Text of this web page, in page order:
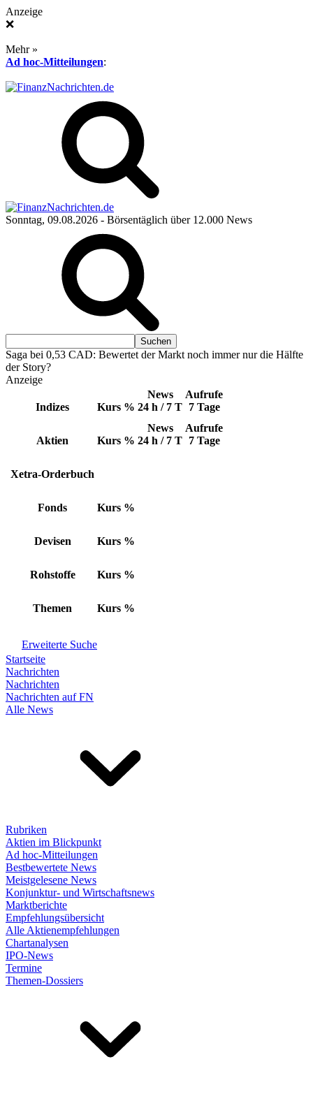
Anzeige
❌
Mehr »
Ad hoc-Mitteilungen:
Sonntag, 09.08.2026 - Börsentäglich über 12.000 News
Saga bei 0,53 CAD: Bewertet der Markt noch immer nur die Hälfte
der Story?
Anzeige
Indizes Kurs %
News
24 h / 7 T
Aufrufe
7 Tage
Aktien Kurs %
News
24 h / 7 T
Aufrufe
7 Tage
Xetra-Orderbuch
Fonds Kurs %
Devisen Kurs %
Rohstoffe Kurs %
Themen Kurs %
Erweiterte Suche
Startseite
Nachrichten
Nachrichten
Nachrichten auf FN
Alle News
Rubriken
Aktien im Blickpunkt
Ad hoc-Mitteilungen
Bestbewertete News
Meistgelesene News
Konjunktur- und Wirtschaftsnews
Marktberichte
Empfehlungsübersicht
Alle Aktienempfehlungen
Chartanalysen
IPO-News
Termine
Themen-Dossiers